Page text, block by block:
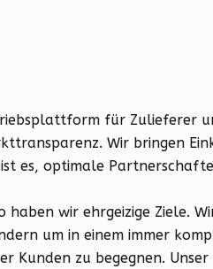
für Zulieferer
Wir bringen
es, optimale
wir ehrgeizige Ziele.
um in einem immer
Kunden zu begegnen. Unser